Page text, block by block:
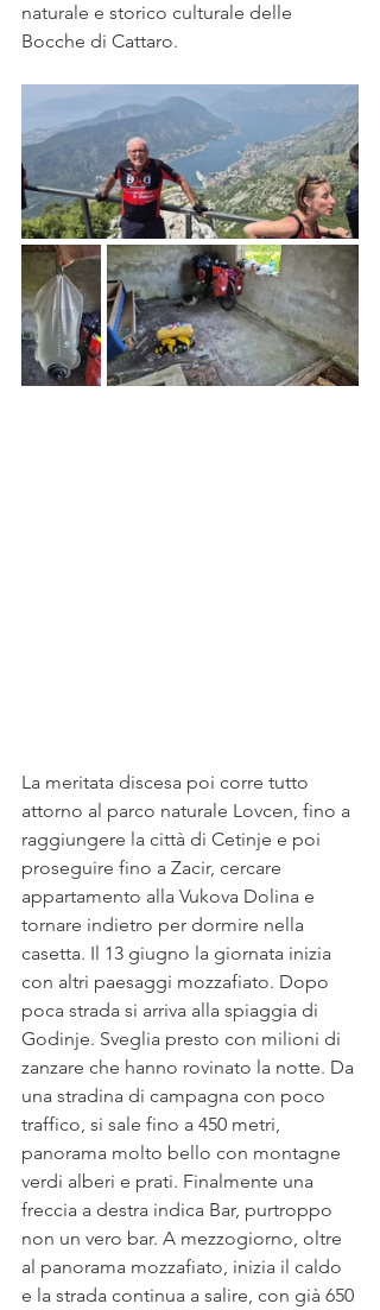
naturale e storico culturale delle
Bocche di Cattaro.
La meritata discesa poi corre tutto
attorno al parco naturale Lovcen, fino a
raggiungere la città di Cetinje e poi
proseguire fino a Zacir, cercare
appartamento alla Vukova Dolina e
tornare indietro per dormire nella
casetta. Il 13 giugno la giornata inizia
con altri paesaggi mozzafiato. Dopo
poca strada si arriva alla spiaggia di
Godinje. Sveglia presto con milioni di
zanzare che hanno rovinato la notte. Da
una stradina di campagna con poco
traffico, si sale fino a 450 metri,
panorama molto bello con montagne
verdi alberi e prati. Finalmente una
freccia a destra indica Bar, purtroppo
non un vero bar. A mezzogiorno, oltre
al panorama mozzafiato, inizia il caldo
e la strada continua a salire, con già 650